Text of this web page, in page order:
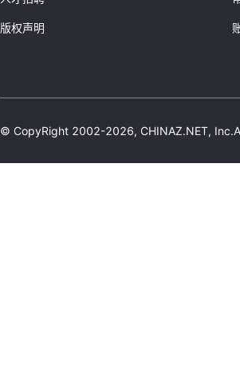
版权声明
© CopyRight 2002-2026, CHINAZ.NET,